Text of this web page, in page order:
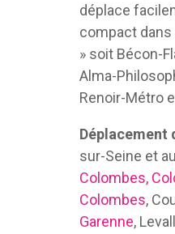
déplace
compact dans
» soit Bécon-
Alma-
Renoir-Métro
Déplacement
sur-Seine et
Colombes,
Colombes,
Garenne,